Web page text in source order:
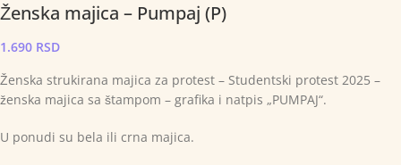
Ženska majica – Pumpaj (P)
1.690 RSD
Ženska strukirana majica za protest – Studentski protest 2025 –
ženska majica sa štampom – grafika i natpis „PUMPAJ“.
U ponudi su bela ili crna majica.